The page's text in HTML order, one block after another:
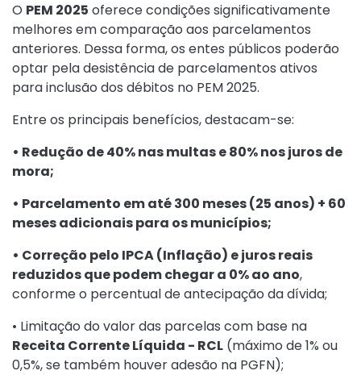
O PEM 2025 oferece condições significativamente
melhores em comparação aos parcelamentos
anteriores. Dessa forma, os entes públicos poderão
optar pela desistência de parcelamentos ativos
para inclusão dos débitos no PEM 2025.
Entre os principais benefícios, destacam-se:
• Redução de 40% nas multas e 80% nos juros de
mora;
• Parcelamento em até 300 meses (25 anos) + 60
meses adicionais para os municípios;
• Correção pelo IPCA (Inflação) e juros reais
reduzidos que podem chegar a 0% ao ano,
conforme o percentual de antecipação da dívida;
• Limitação do valor das parcelas com base na
Receita Corrente Líquida - RCL (máximo de 1% ou
0,5%, se também houver adesão na PGFN);